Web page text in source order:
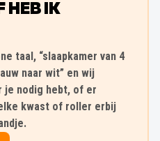
HEB IK
taal, “slaapkamer van 4
naar wit” en wij
je nodig hebt, of er
kwast of roller erbij